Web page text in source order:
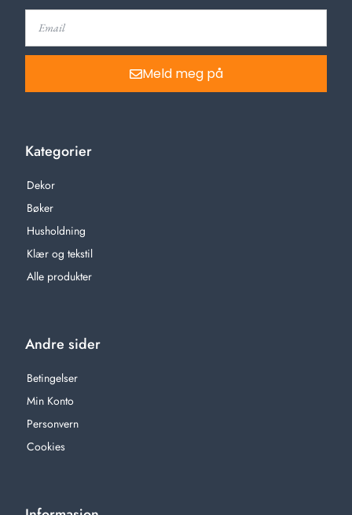
Meld meg på
Kategorier
Dekor
Bøker
Husholdning
Klær og tekstil
Alle produkter
Andre sider
Betingelser
Min Konto
Personvern
Cookies